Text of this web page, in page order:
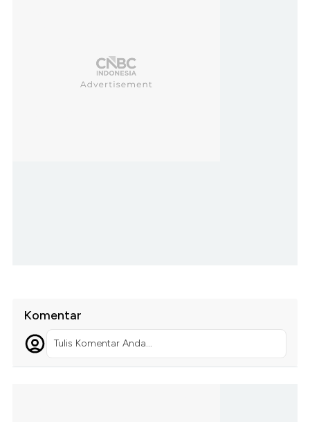
Komentar
Tulis Komentar Anda...